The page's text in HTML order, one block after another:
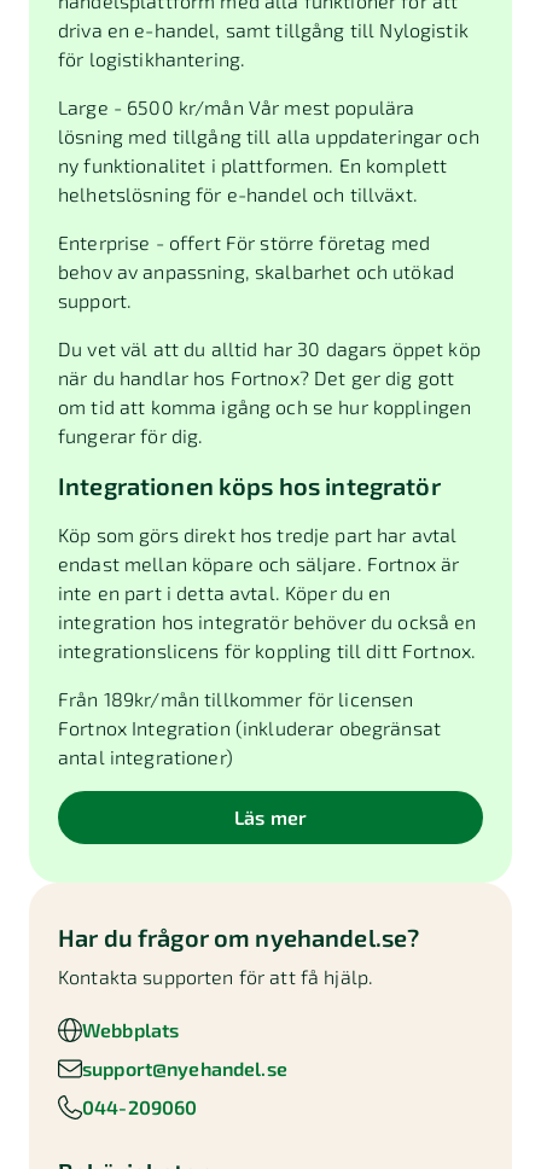
driva en e-handel, samt tillgång till Nylogistik
för logistikhantering.
Large - 6500 kr/mån Vår mest populära
lösning med tillgång till alla uppdateringar och
ny funktionalitet i plattformen. En komplett
helhetslösning för e-handel och tillväxt.
Enterprise - offert För större företag med
behov av anpassning, skalbarhet och utökad
support.
Du vet väl att du alltid har 30 dagars öppet köp
när du handlar hos Fortnox? Det ger dig gott
om tid att komma igång och se hur kopplingen
fungerar för dig.
Integrationen köps hos integratör
Köp som görs direkt hos tredje part har avtal
endast mellan köpare och säljare. Fortnox är
inte en part i detta avtal. Köper du en
integration hos integratör behöver du också en
integrationslicens för koppling till ditt Fortnox.
Från 189kr/mån tillkommer för licensen
Fortnox Integration (inkluderar obegränsat
antal integrationer)
Läs mer
Har du frågor om nyehandel.se?
Kontakta supporten för att få hjälp.
Webbplats
support@nyehandel.se
044-209060